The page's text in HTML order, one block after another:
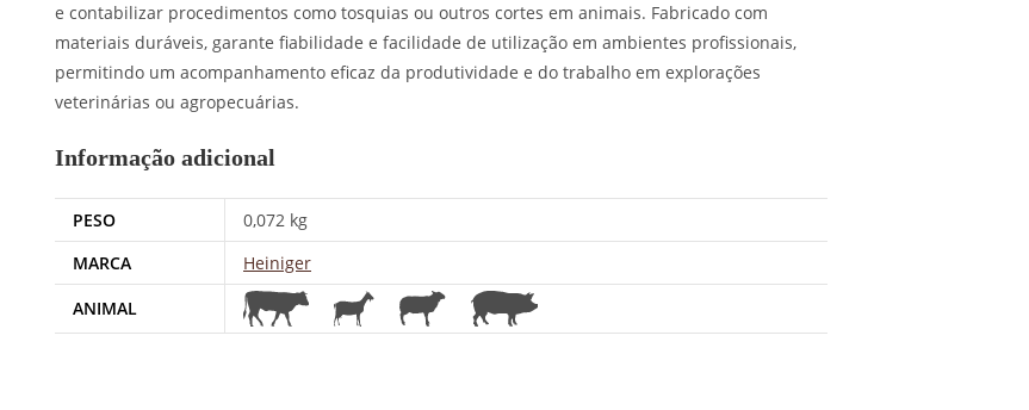
e contabilizar procedimentos como tosquias ou outros cortes em animais. Fabricado com
materiais duráveis, garante fiabilidade e facilidade de utilização em ambientes profissionais,
permitindo um acompanhamento eficaz da produtividade e do trabalho em explorações
veterinárias ou agropecuárias.
Informação adicional
PESO
0,072 kg
MARCA
Heiniger
ANIMAL